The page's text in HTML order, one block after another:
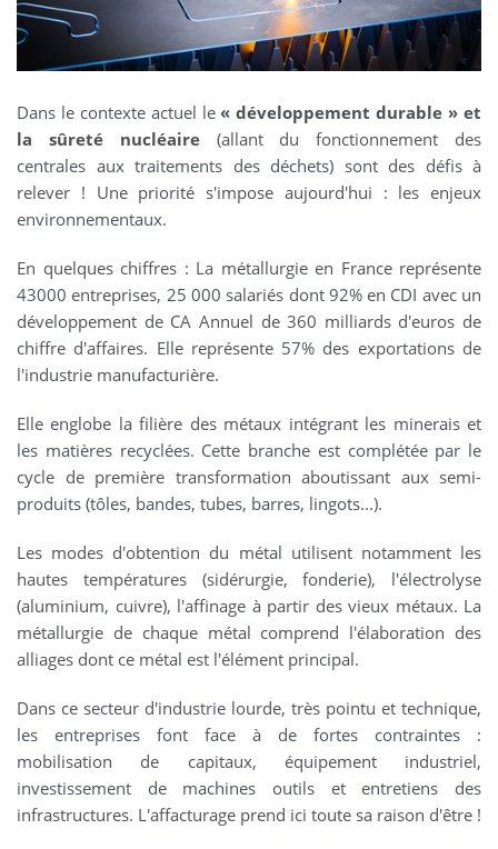
Dans le contexte actuel le« développement durable » et
la sûreté nucléaire(allant du fonctionnement des
centrales aux traitements des déchets) sont des défis à
relever ! Une priorité s'impose aujourd'hui : les enjeux
environnementaux.
En quelques chiffres : La métallurgie en France représente
43000 entreprises, 25 000 salariés dont 92% en CDI avec un
développement de CA Annuel de 360 milliards d'euros de
chiffre d'affaires. Elle représente 57% des exportations de
l'industrie manufacturière.
Elle englobe la filière des métaux intégrant les minerais et
les matières recyclées. Cette branche est complétée par le
cycle de première transformation aboutissant aux semi-
produits (tôles, bandes, tubes, barres, lingots...).
Les modes d'obtention du métal utilisent notamment les
hautes températures (sidérurgie, fonderie), l'électrolyse
(aluminium, cuivre), l'affinage à partir des vieux métaux. La
métallurgie de chaque métal comprend l'élaboration des
alliages dont ce métal est l'élément principal.
Dans ce secteur d'industrie lourde, très pointu et technique,
les entreprises font face à de fortes contraintes :
mobilisation de capitaux, équipement industriel,
investissement de machines outils et entretiens des
infrastructures. L'affacturage prend ici toute sa raison d'être !